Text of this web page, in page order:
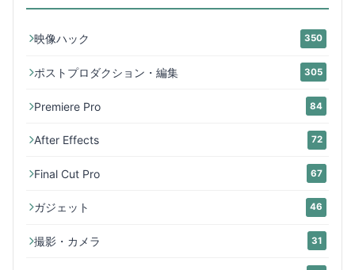
映像ハック 350
ポストプロダクション・編集 305
Premiere Pro 84
After Effects 72
Final Cut Pro 67
ガジェット 46
撮影・カメラ 31